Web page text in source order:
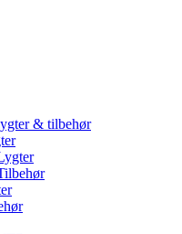
& tilbehør